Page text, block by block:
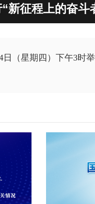
“新征程上的奋
日（星期四）下午3